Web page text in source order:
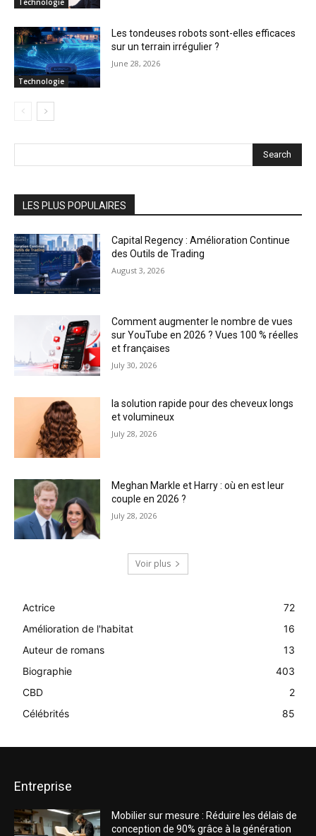
Technologie
Technologie
Les tondeuses robots sont-elles efficaces
sur un terrain irrégulier ?
June 28, 2026
Search
LES PLUS POPULAIRES
Capital Regency : Amélioration Continue
des Outils de Trading
August 3, 2026
Comment augmenter le nombre de vues
sur YouTube en 2026 ? Vues 100 % réelles
et françaises
July 30, 2026
la solution rapide pour des cheveux longs
et volumineux
July 28, 2026
Meghan Markle et Harry : où en est leur
couple en 2026 ?
July 28, 2026
Voir plus
Actrice
72
Amélioration de l'habitat
16
Auteur de romans
13
Biographie
403
CBD
2
Célébrités
85
Entreprise
Mobilier sur mesure : Réduire les délais de
conception de 90% grâce à la génération